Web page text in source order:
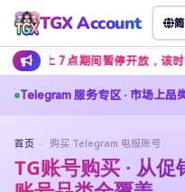
TGX Account
7 点期间暂停开放，该时段仅支
Telegram 服务专区 · 市场上品
首页 › 购买 Telegram 电报账号
TG账号购买 · 从